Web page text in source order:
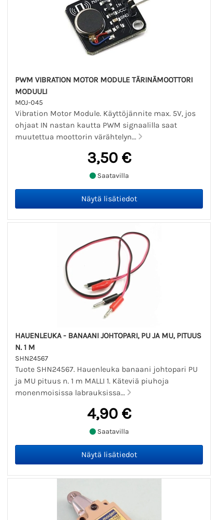
PWM VIBRATION MOTOR MODULE TÄRINÄMOOTTORI
MODUULI
MOJ-045
Vibration Motor Module. Käyttöjännite max. 5V, jos
ohjaat IN nastan kautta PWM signaalilla saat
muutettua moottorin värähtelyn...
3,50 €
Saatavilla
HAUENLEUKA - BANAANI JOHTOPARI, PU JA MU, PITUUS
N. 1 M
SHN24567
Tuote SHN24567. Hauenleuka banaani johtopari PU
ja MU pituus n. 1 m MALLI 1. Käteviä piuhoja
monenmoisissa labrauksissa...
4,90 €
Saatavilla